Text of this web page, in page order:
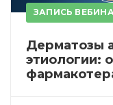
ЗАПИСЬ
Дерматозы
этиологии: